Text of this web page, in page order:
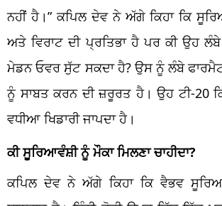
ਨਹੀਂ ਹੈ।” ਕਪਿਲ ਦੇਵ ਨੇ ਅੱਗੇ ਕਿਹਾ ਕਿ
ਅਤੇ ਵਿਰਾਟ ਦੀ ਪ੍ਰਤਿਭਾ ਹੈ ਪਰ ਕੀ ਉਹ
ਮੇਡਨ ਓਵਰ ਸੁੱਟ ਸਕਦਾ ਹੈ? ਉਸ ਨੂੰ ਲੰਬੇ
ਨੂੰ ਸਾਬਤ ਕਰਨ ਦੀ ਜ਼ਰੂਰਤ ਹੈ। ਉਹ ਟੀ-20
ਵਧੀਆ ਖਿਡਾਰੀ ਜਾਪਦਾ ਹੈ।
ਕੀ ਸੂਰਿਆਵੰਸ਼ੀ ਨੂੰ ਮੌਕਾ ਮਿਲਣਾ ਚਾਹੀਦਾ?
ਕਪਿਲ ਦੇਵ ਨੇ ਅੱਗੇ ਕਿਹਾ ਕਿ ਵੈਭਵ